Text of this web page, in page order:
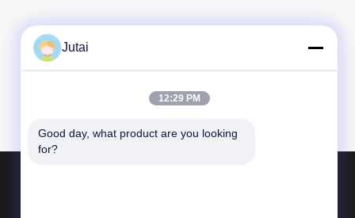
Jutai
12:29 PM
Good day, what product are you looking
for?